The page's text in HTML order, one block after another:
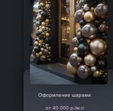
Оформление шарами
от 40 000 р./м.п